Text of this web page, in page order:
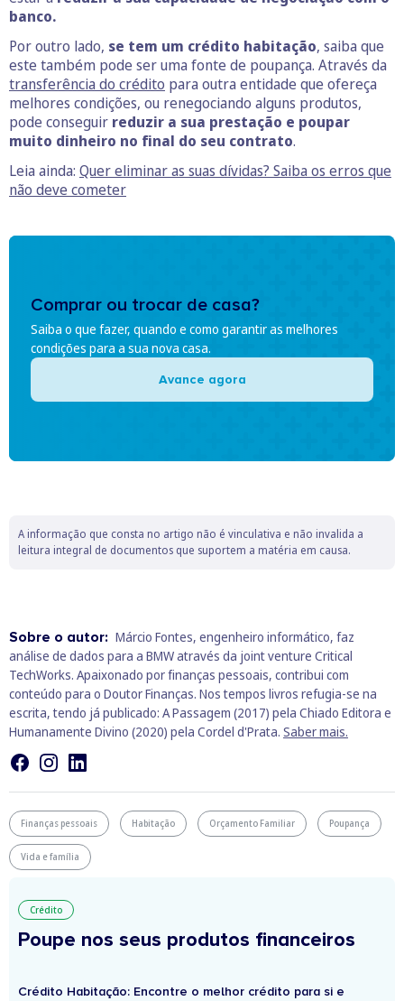
banco.
Por outro lado, se tem um crédito habitação, saiba que
este também pode ser uma fonte de poupança. Através da
transferência do crédito para outra entidade que ofereça
melhores condições, ou renegociando alguns produtos,
pode conseguir reduzir a sua prestação e poupar
muito dinheiro no final do seu contrato.
Leia ainda: Quer eliminar as suas dívidas? Saiba os erros que
não deve cometer
Comprar ou trocar de casa?
Saiba o que fazer, quando e como garantir as melhores
condições para a sua nova casa.
Avance agora
A informação que consta no artigo não é vinculativa e não invalida a
leitura integral de documentos que suportem a matéria em causa.
Sobre o autor: Márcio Fontes, engenheiro informático, faz
análise de dados para a BMW através da joint venture Critical
TechWorks. Apaixonado por finanças pessoais, contribui com
conteúdo para o Doutor Finanças. Nos tempos livros refugia-se na
escrita, tendo já publicado: A Passagem (2017) pela Chiado Editora e
Humanamente Divino (2020) pela Cordel d'Prata. Saber mais.
Finanças pessoais Habitação Orçamento Familiar Poupança
Vida e família
Crédito
Poupe nos seus produtos financeiros
Crédito Habitação: Encontre o melhor crédito para si e